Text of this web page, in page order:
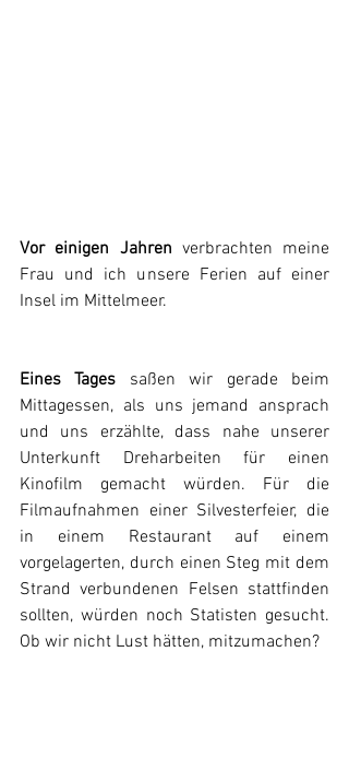
Vor einigen Jahren verbrachten meine
Frau und ich unsere Ferien auf einer
Insel im Mittelmeer.
Eines Tages saßen wir gerade beim
Mittagessen, als uns jemand ansprach
und uns erzählte, dass nahe unserer
Unterkunft Dreharbeiten für einen
Kinofilm gemacht würden. Für die
Filmaufnahmen einer Silvesterfeier, die
in einem Restaurant auf einem
vorgelagerten, durch einen Steg mit dem
Strand verbundenen Felsen stattfinden
sollten, würden noch Statisten gesucht.
Ob wir nicht Lust hätten, mitzumachen?